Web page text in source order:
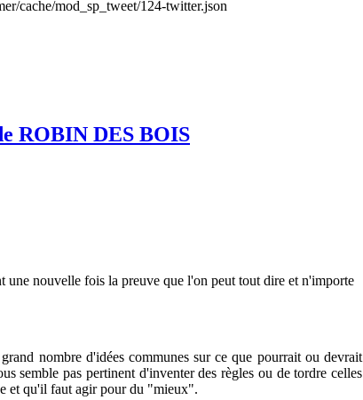
cache/mod_sp_tweet/124-twitter.json
ROBIN DES BOIS
nouvelle fois la preuve que l'on peut tout dire et n'importe
nombre d'idées communes sur ce que pourrait ou devrait
semble pas pertinent d'inventer des règles ou de tordre celles
et qu'il faut agir pour du "mieux".